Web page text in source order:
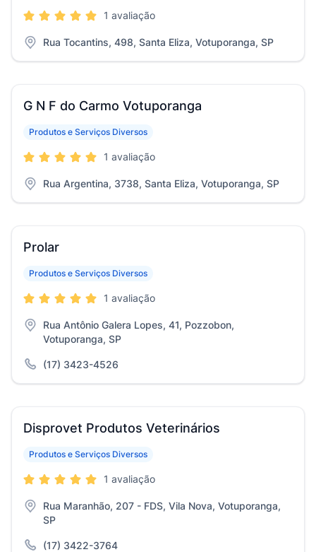
1 avaliação
Rua Tocantins, 498, Santa Eliza, Votuporanga, SP
G N F do Carmo Votuporanga
Produtos e Serviços Diversos
1 avaliação
Rua Argentina, 3738, Santa Eliza, Votuporanga, SP
Prolar
Produtos e Serviços Diversos
1 avaliação
Rua Antônio Galera Lopes, 41, Pozzobon,
Votuporanga, SP
(17) 3423-4526
Disprovet Produtos Veterinários
Produtos e Serviços Diversos
1 avaliação
Rua Maranhão, 207 - FDS, Vila Nova, Votuporanga,
SP
(17) 3422-3764